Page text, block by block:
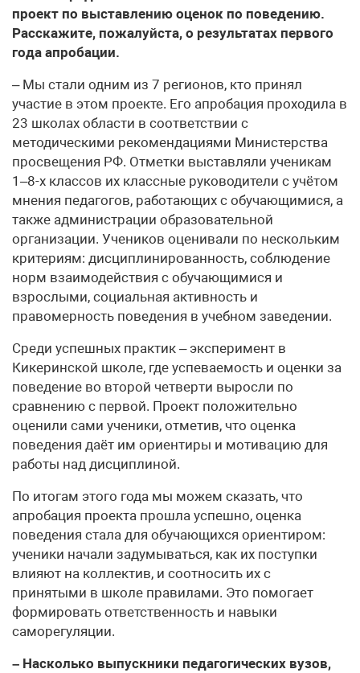
проект по выставлению оценок по поведению.
Расскажите, пожалуйста, о результатах первого
года апробации.
– Мы стали одним из 7 регионов, кто принял
участие в этом проекте. Его апробация проходила в
23 школах области в соответствии с
методическими рекомендациями Министерства
просвещения РФ. Отметки выставляли ученикам
1–8-х классов их классные руководители с учётом
мнения педагогов, работающих с обучающимися, а
также администрации образовательной
организации. Учеников оценивали по нескольким
критериям: дисциплинированность, соблюдение
норм взаимодействия с обучающимися и
взрослыми, социальная активность и
правомерность поведения в учебном заведении.
Среди успешных практик – эксперимент в
Кикеринской школе, где успеваемость и оценки за
поведение во второй четверти выросли по
сравнению с первой. Проект положительно
оценили сами ученики, отметив, что оценка
поведения даёт им ориентиры и мотивацию для
работы над дисциплиной.
По итогам этого года мы можем сказать, что
апробация проекта прошла успешно, оценка
поведения стала для обучающихся ориентиром:
ученики начали задумываться, как их поступки
влияют на коллектив, и соотносить их с
принятыми в школе правилами. Это помогает
формировать ответственность и навыки
саморегуляции.
– Насколько выпускники педагогических вузов,